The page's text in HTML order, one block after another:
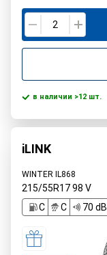
в наличии >12 шт.
iLINK
WINTER IL868
215/55R1798 V
C
C 70 dB